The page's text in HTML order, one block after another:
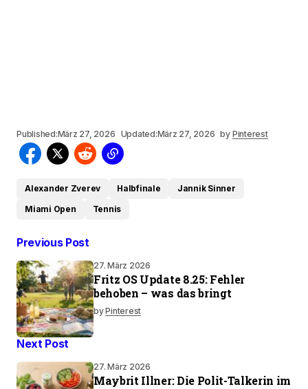
Published:März 27, 2026 Updated:März 27, 2026 by Pinterest
Alexander Zverev Halbfinale
Jannik Sinner
Miami Open
Tennis
Previous Post
27. März 2026
Fritz OS Update 8.25: Fehler
behoben – was das bringt
byPinterest
Next Post
27. März 2026
Maybrit Illner: Die Polit-Talkerin im